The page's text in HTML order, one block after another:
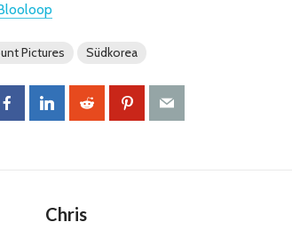
Pictures Südkorea
Chris